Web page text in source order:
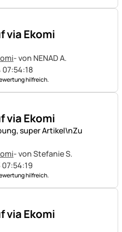
via Ekomi
- von NENAD A.
hilfreich.
via Ekomi
super Artikel\nZu
- von Stefanie S.
hilfreich.
via Ekomi